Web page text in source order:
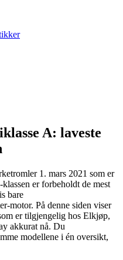
A: laveste
1. mars 2021 som er
er forbeholdt de mest
bare
motor. På denne siden viser
er tilgjengelig hos Elkjøp,
akkurat nå. Du
modellene i én oversikt,